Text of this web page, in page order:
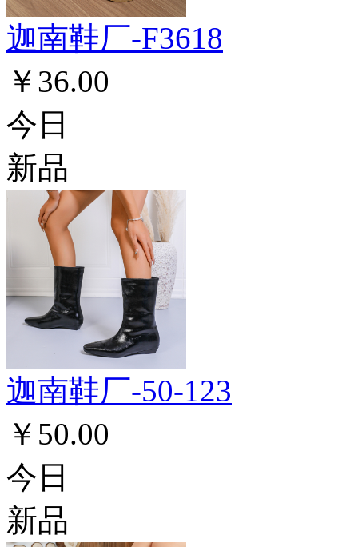
迦南鞋厂-F3618
￥36.00
今日
新品
迦南鞋厂-50-123
￥50.00
今日
新品